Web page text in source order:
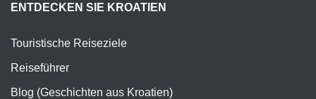
ENTDECKEN SIE KROATIEN
Touristische Reiseziele
Reiseführer
Blog (Geschichten aus Kroatien)